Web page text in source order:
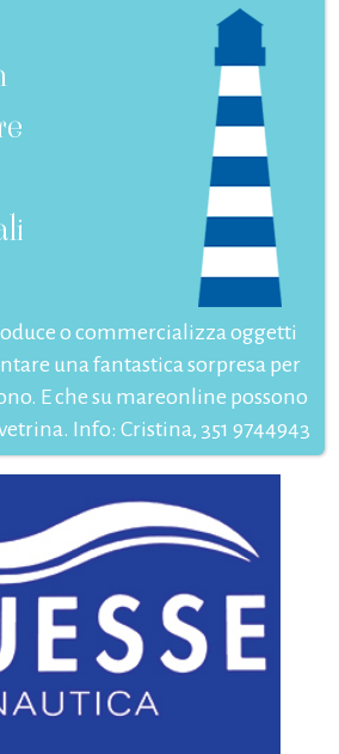
o commercializza oggetti
una fantastica sorpresa per
E che su mareonline possono
Info: Cristina, 351 9744943